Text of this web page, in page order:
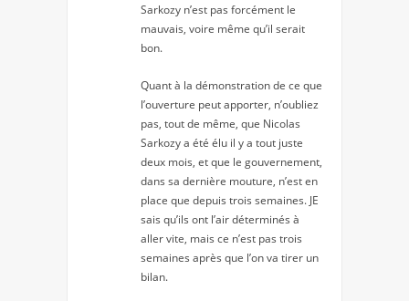
Sarkozy n’est pas forcément le
mauvais, voire même qu’il serait
bon.
Quant à la démonstration de ce que
l’ouverture peut apporter, n’oubliez
pas, tout de même, que Nicolas
Sarkozy a été élu il y a tout juste
deux mois, et que le gouvernement,
dans sa dernière mouture, n’est en
place que depuis trois semaines. JE
sais qu’ils ont l’air déterminés à
aller vite, mais ce n’est pas trois
semaines après que l’on va tirer un
bilan.